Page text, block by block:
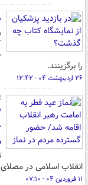
را برگزینند.
۲۶ اردیبهشت ۰۴ - ۱۲:۴۲
انقلاب اسلامی در
۱۱ فروردین ۰۴ - ۰۷:۱۰